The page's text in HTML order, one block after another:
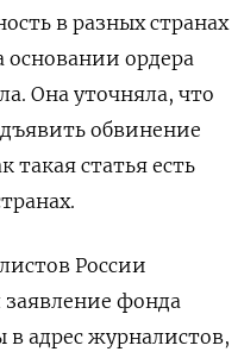
в разных странах
ордера
Она уточняла, что
обвинение
такая статья есть
России
фонда
адрес журналистов,